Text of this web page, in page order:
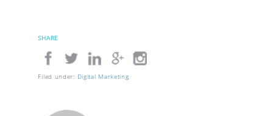
SHARE
Filed under: Digital Marketing